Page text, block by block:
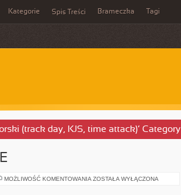
Kategorie Spis Treści Brameczka Tagi
(track day, KJS, time attack)’ Category
MOŻLIWOŚĆ KOMENTOWANIA MANICURE
ZOSTAŁA WYŁĄCZONA